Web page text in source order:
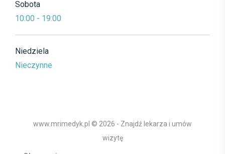
Sobota
10:00 - 19:00
Niedziela
Nieczynne
www.mrimedyk.pl © 2026 - Znajdź lekarza i umów
wizytę